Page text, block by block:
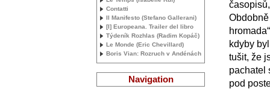
kdyby
tušit, že
pachatel
pod
Contatti
Il Manifesto (Stefano Gallerani)
[I] Europeana. Trailer del libro
Týdeník Rozhlas (Radim Kopáč)
Le Monde (Eric Chevillard)
Boris Vian: Rozruch v Andénách
Navigation